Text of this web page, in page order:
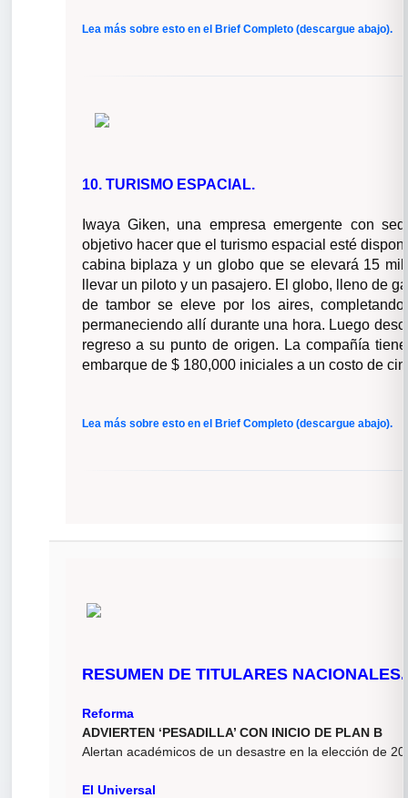
Lea más sobre esto en el Brief Completo (descargue abajo).
10. TURISMO ESPACIAL.
Iwaya Giken, una empresa emergente con
objetivo hacer que el turismo espacial esté
cabina biplaza y un globo que se elevará 15
llevar un piloto y un pasajero. El globo, lleno de
de tambor se eleve por los aires,
permaneciendo allí durante una hora. Luego
regreso a su punto de origen. La compañía
embarque de $ 180,000 iniciales a un costo de
Lea más sobre esto en el Brief Completo (descargue abajo).
RESUMEN DE TITULARES NACIONALES.
Reforma
ADVIERTEN ‘PESADILLA’ CON INICIO DE PLAN B
Alertan académicos de un desastre en la elección de
El Universal